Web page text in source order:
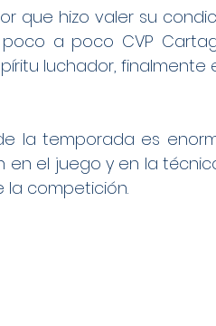
que hizo valer su
a poco CVP
luchador, finalmente
la temporada es
el juego y en la
la competición.